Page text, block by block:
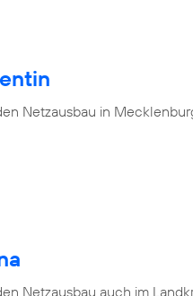
Netzausbau in
Netzausbau auch im